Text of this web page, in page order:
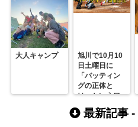
大人キャンプ
旭川で10月10
日土曜日に
「バッティン
グの正体と
は」というワ
ークショップ
開催決定
最新記事 -